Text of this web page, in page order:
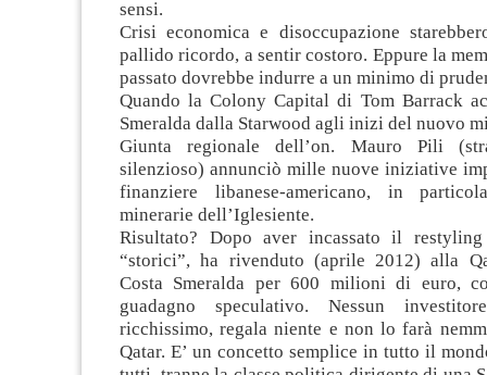
sensi.
Crisi economica e disoccupazione
pallido ricordo, a sentir costoro. Eppure la
passato dovrebbe indurre a un minimo di
Quando la Colony Capital di Tom Barrack
Smeralda dalla Starwood agli inizi del nuovo
Giunta regionale dell’on. Mauro Pili
silenzioso) annunciò mille nuove iniziative
finanziere libanese-americano, in
minerarie dell’Iglesiente.
Risultato? Dopo aver incassato il
“storici”, ha rivenduto (aprile 2012) alla
Costa Smeralda per 600 milioni di euro,
guadagno speculativo. Nessun
ricchissimo, regala niente e non lo farà
Qatar. E’ un concetto semplice in tutto il